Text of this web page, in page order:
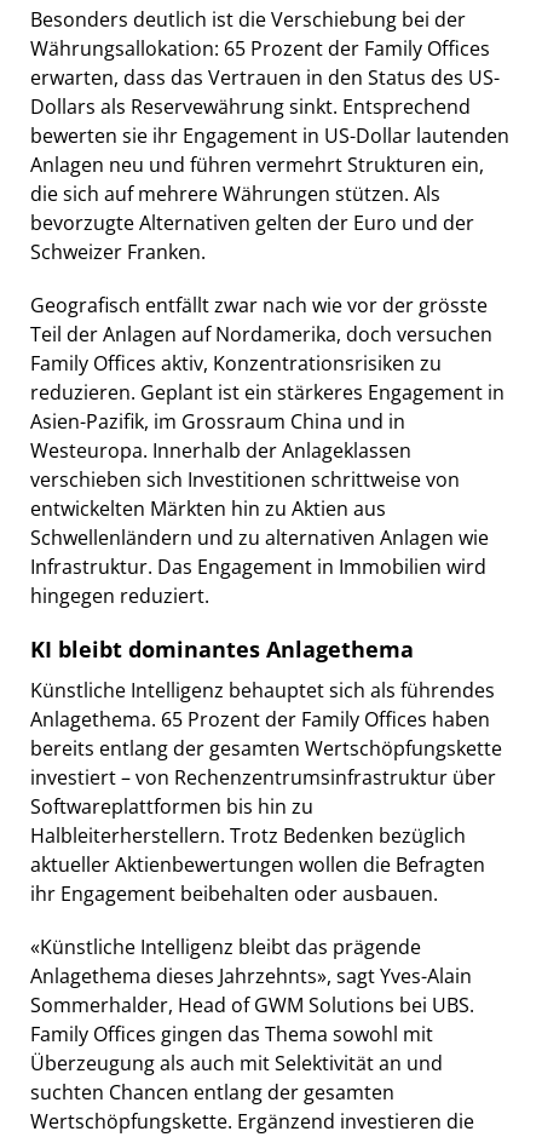
Besonders deutlich ist die Verschiebung bei der
Währungsallokation: 65 Prozent der Family Offices
erwarten, dass das Vertrauen in den Status des US-
Dollars als Reservewährung sinkt. Entsprechend
bewerten sie ihr Engagement in US-Dollar lautenden
Anlagen neu und führen vermehrt Strukturen ein,
die sich auf mehrere Währungen stützen. Als
bevorzugte Alternativen gelten der Euro und der
Schweizer Franken.
Geografisch entfällt zwar nach wie vor der grösste
Teil der Anlagen auf Nordamerika, doch versuchen
Family Offices aktiv, Konzentrationsrisiken zu
reduzieren. Geplant ist ein stärkeres Engagement in
Asien-Pazifik, im Grossraum China und in
Westeuropa. Innerhalb der Anlageklassen
verschieben sich Investitionen schrittweise von
entwickelten Märkten hin zu Aktien aus
Schwellenländern und zu alternativen Anlagen wie
Infrastruktur. Das Engagement in Immobilien wird
hingegen reduziert.
KI bleibt dominantes Anlagethema
Künstliche Intelligenz behauptet sich als führendes
Anlagethema. 65 Prozent der Family Offices haben
bereits entlang der gesamten Wertschöpfungskette
investiert – von Rechenzentrumsinfrastruktur über
Softwareplattformen bis hin zu
Halbleiterherstellern. Trotz Bedenken bezüglich
aktueller Aktienbewertungen wollen die Befragten
ihr Engagement beibehalten oder ausbauen.
«Künstliche Intelligenz bleibt das prägende
Anlagethema dieses Jahrzehnts», sagt Yves-Alain
Sommerhalder, Head of GWM Solutions bei UBS.
Family Offices gingen das Thema sowohl mit
Überzeugung als auch mit Selektivität an und
suchten Chancen entlang der gesamten
Wertschöpfungskette. Ergänzend investieren die